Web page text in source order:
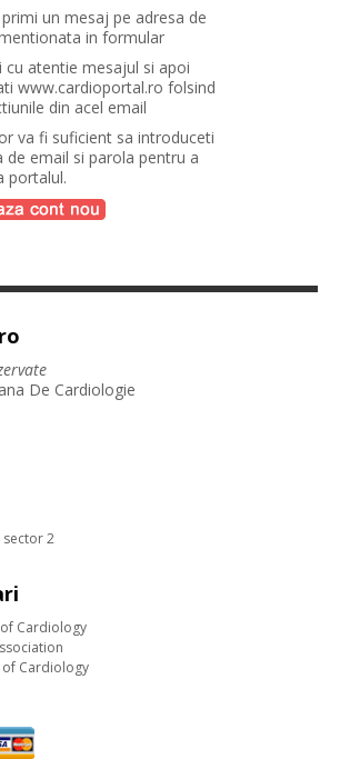
primi un mesaj pe adresa de
in formular
cu atentie mesajul si apoi
www.cardioportal.ro folsind
din acel email
va fi suficient sa introduceti
de email si parola pentru a
portalul.
De Cardiologie
sector 2
Cardiology
Cardiology